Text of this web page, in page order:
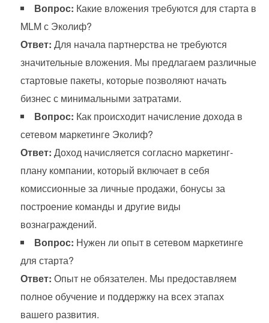
Вопрос: Какие вложения требуются для старта в
MLM с Эколиф?
Ответ: Для начала партнерства не требуются
значительные вложения. Мы предлагаем различные
стартовые пакеты, которые позволяют начать
бизнес с минимальными затратами.
Вопрос: Как происходит начисление дохода в
сетевом маркетинге Эколиф?
Ответ: Доход начисляется согласно маркетинг-
плану компании, который включает в себя
комиссионные за личные продажи, бонусы за
построение команды и другие виды
вознаграждений.
Вопрос: Нужен ли опыт в сетевом маркетинге
для старта?
Ответ: Опыт не обязателен. Мы предоставляем
полное обучение и поддержку на всех этапах
вашего развития.